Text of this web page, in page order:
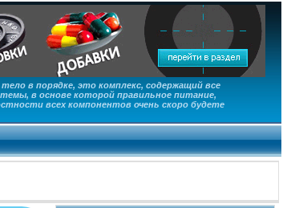
в порядке, это комплекс, содержащий все
в основе которой правильное питание,
всех компонентов очень скоро будете